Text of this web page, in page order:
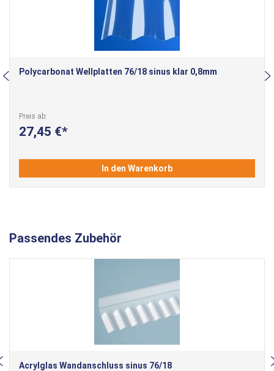
Polycarbonat Wellplatten 76/18 sinus klar 0,8mm
Preis ab
27,45 €
In den Warenkorb
Passendes Zubehör
Acrylglas Wandanschluss sinus 76/18